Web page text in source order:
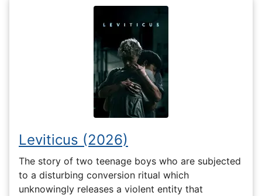
Leviticus (2026)
The story of two teenage boys who are subjected
to a disturbing conversion ritual which
unknowingly releases a violent entity that